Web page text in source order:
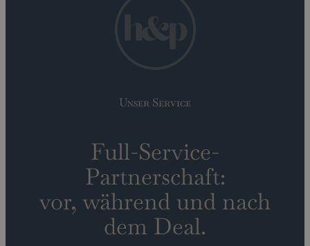
Unser Service
Full-Service-
Partnerschaft:
vor, während und nach
dem Deal.